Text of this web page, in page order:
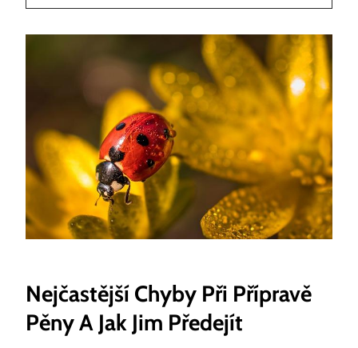
Nejčastější Chyby Při Přípravě
Pěny A Jak Jim Předejít